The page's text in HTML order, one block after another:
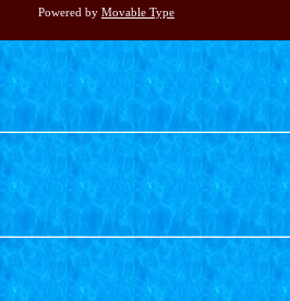
Powered by Movable Type